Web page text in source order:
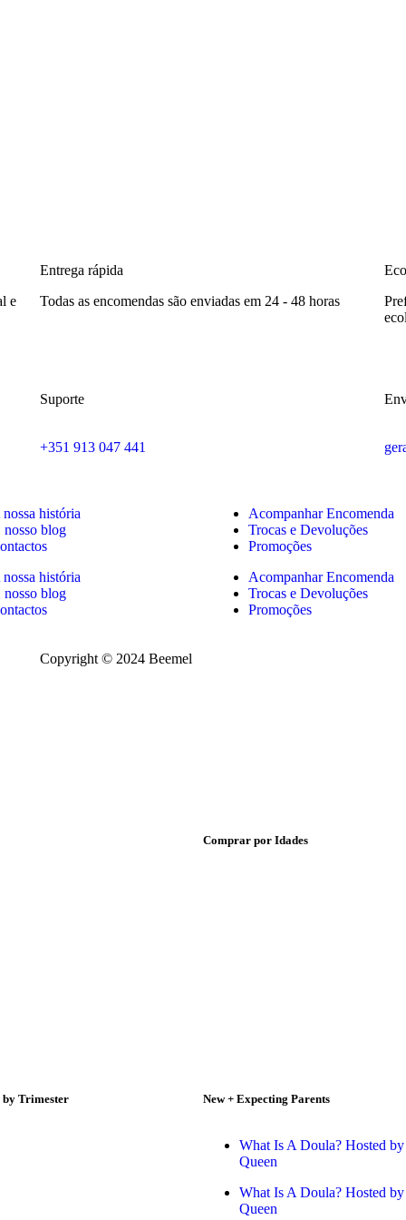
e
Entrega rápida
Todas as encomendas são enviadas em 24 - 48 horas
Suporte
+351 913 047 441
história
nosso blog
história
nosso blog
Acompanhar Encomenda
Trocas e Devoluções
Promoções
Acompanhar Encomenda
Trocas e Devoluções
Promoções
Copyright © 2024 Beemel
Comprar por Idades
by Trimester New + Expecting Parents
What Is A Doula? Hosted
Queen
What Is A Doula? Hosted
Queen